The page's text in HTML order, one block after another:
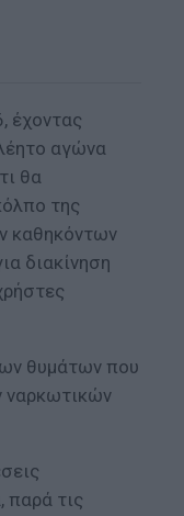
έχοντας
αγώνα
θα
της
καθηκόντων
διακίνηση
θυμάτων που
ναρκωτικών
παρά τις